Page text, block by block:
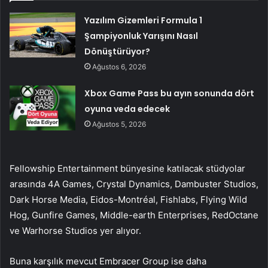
Yazılım Gizemleri Formula 1
Şampiyonluk Yarışını Nasıl
Dönüştürüyor?
Ağustos 6, 2026
Xbox Game Pass bu ayın sonunda dört
oyuna veda edecek
Ağustos 5, 2026
Fellowship Entertainment bünyesine katılacak stüdyolar
arasında 4A Games, Crystal Dynamics, Dambuster Studios,
Dark Horse Media, Eidos-Montréal, Fishlabs, Flying Wild
Hog, Gunfire Games, Middle-earth Enterprises, RedOctane
ve Warhorse Studios yer alıyor.
Buna karşılık mevcut Embracer Group ise daha